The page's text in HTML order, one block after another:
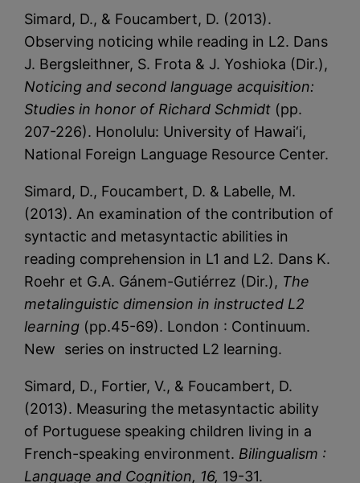
Simard, D., & Foucambert, D. (2013).
Observing noticing while reading in L2. Dans
J. Bergsleithner, S. Frota & J. Yoshioka (Dir.),
Noticing and second language acquisition:
Studies in honor of Richard Schmidt (pp.
207-226). Honolulu: University of Hawai‘i,
National Foreign Language Resource Center.
Simard, D., Foucambert, D. & Labelle, M.
(2013). An examination of the contribution of
syntactic and metasyntactic abilities in
reading comprehension in L1 and L2. Dans K.
Roehr et G.A. Gánem-Gutiérrez (Dir.), The
metalinguistic dimension in instructed L2
learning (pp.45-69). London : Continuum.
New series on instructed L2 learning.
Simard, D., Fortier, V., & Foucambert, D.
(2013). Measuring the metasyntactic ability
of Portuguese speaking children living in a
French-speaking environment. Bilingualism :
Language and Cognition, 16, 19-31.